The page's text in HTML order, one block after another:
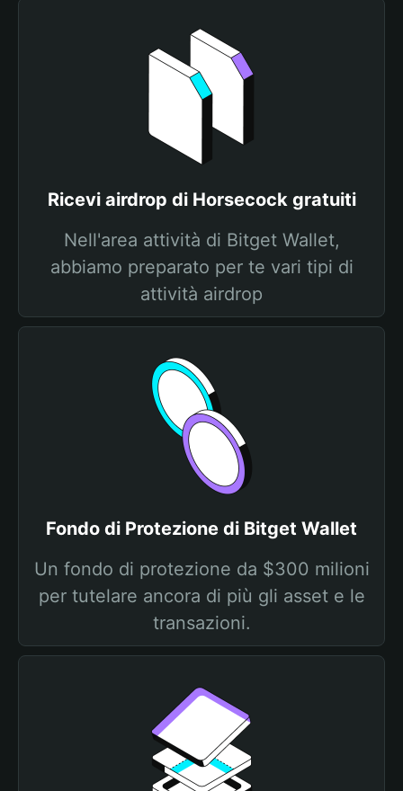
Ricevi airdrop di Horsecock gratuiti
Nell'area attività di Bitget Wallet,
abbiamo preparato per te vari tipi di
attività airdrop
Fondo di Protezione di Bitget Wallet
Un fondo di protezione da $300 milioni
per tutelare ancora di più gli asset e le
transazioni.